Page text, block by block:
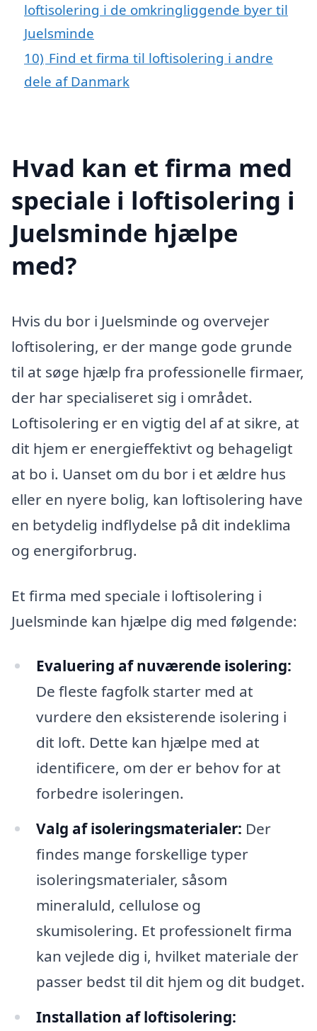
loftisolering i de omkringliggende byer til
Juelsminde
10) Find et firma til loftisolering i andre
dele af Danmark
Hvad kan et firma med
speciale i loftisolering i
Juelsminde hjælpe
med?
Hvis du bor i Juelsminde og overvejer
loftisolering, er der mange gode grunde
til at søge hjælp fra professionelle firmaer,
der har specialiseret sig i området.
Loftisolering er en vigtig del af at sikre, at
dit hjem er energieffektivt og behageligt
at bo i. Uanset om du bor i et ældre hus
eller en nyere bolig, kan loftisolering have
en betydelig indflydelse på dit indeklima
og energiforbrug.
Et firma med speciale i loftisolering i
Juelsminde kan hjælpe dig med følgende:
Evaluering af nuværende isolering:
De fleste fagfolk starter med at
vurdere den eksisterende isolering i
dit loft. Dette kan hjælpe med at
identificere, om der er behov for at
forbedre isoleringen.
Valg af isoleringsmaterialer: Der
findes mange forskellige typer
isoleringsmaterialer, såsom
mineraluld, cellulose og
skumisolering. Et professionelt firma
kan vejlede dig i, hvilket materiale der
passer bedst til dit hjem og dit budget.
Installation af loftisolering: